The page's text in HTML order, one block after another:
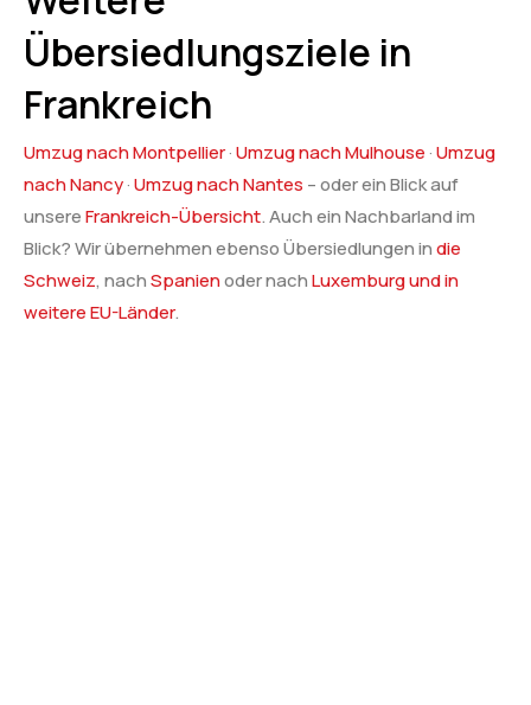
Übersiedlungsziele in
Frankreich
Umzug nach Montpellier·Umzug nach Mulhouse ·Umzug
nach Nancy·Umzug nach Nantes – oder ein Blick auf
unsereFrankreich-Übersicht. Auch ein Nachbarland im
Blick? Wir übernehmen ebenso Übersiedlungen indie
Schweiz, nachSpanienoder nachLuxemburg und in
weitere EU-Länder.